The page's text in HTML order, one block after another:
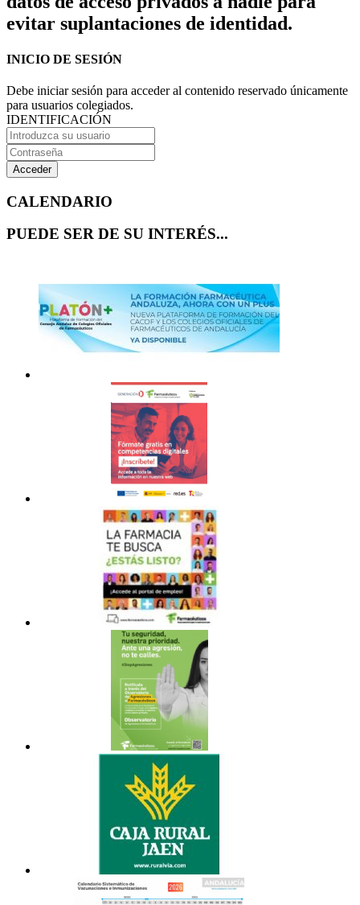
evitar suplantaciones de identidad.
INICIO DE SESIÓN
Debe iniciar sesión para acceder al contenido reservado únicamente
para usuarios colegiados.
IDENTIFICACIÓN
Acceder
CALENDARIO
PUEDE SER DE SU INTERÉS...